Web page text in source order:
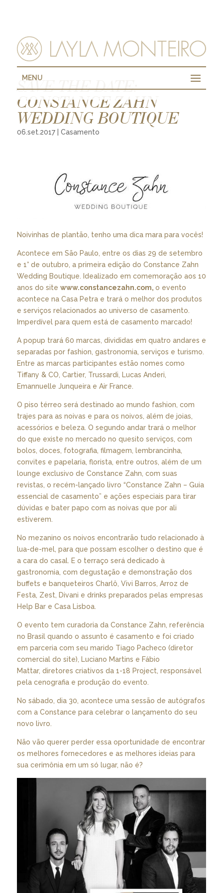
MENU
SAVE THE DATE:
CONSTANCE ZAHN
WEDDING BOUTIQUE
06.set.2017| Casamento
Noivinhas de plantão, tenho uma dica mara para vocês!
Acontece em São Paulo, entre os dias 29 de setembro
e 1° de outubro, a primeira edição do Constance Zahn
Wedding Boutique. Idealizado em comemoração aos 10
anos do site www.constancezahn.com, o evento
acontece na Casa Petra e trará o melhor dos produtos
e serviços relacionados ao universo de casamento.
Imperdível para quem está de casamento marcado!
A popup trará 60 marcas, divididas em quatro andares e
separadas por fashion, gastronomia, serviços e turismo.
Entre as marcas participantes estão nomes como
Tiffany & CO, Cartier, Trussardi, Lucas Anderi,
Emannuelle Junqueira e Air France.
O piso térreo será destinado ao mundo fashion, com
trajes para as noivas e para os noivos, além de joias,
acessórios e beleza. O segundo andar trará o melhor
do que existe no mercado no quesito serviços, com
bolos, doces, fotografia, filmagem, lembrancinha,
convites e papelaria, florista, entre outros, além de um
lounge exclusivo de Constance Zahn, com suas
revistas, o recém-lançado livro “Constance Zahn – Guia
essencial de casamento” e ações especiais para tirar
dúvidas e bater papo com as noivas que por ali
estiverem.
No mezanino os noivos encontrarão tudo relacionado à
lua-de-mel, para que possam escolher o destino que é
a cara do casal. E o terraço será dedicado à
gastronomia, com degustação e demonstração dos
buffets e banqueteiros Charlô, Vivi Barros, Arroz de
Festa, Zest, Divani e drinks preparados pelas empresas
Help Bar e Casa Lisboa.
O evento tem curadoria da Constance Zahn, referência
no Brasil quando o assunto é casamento e foi criado
em parceria com seu marido Tiago Pacheco (diretor
comercial do site), Luciano Martins e Fábio
Mattar, diretores criativos da 1-18 Project, responsável
pela cenografia e produção do evento.
No sábado, dia 30, acontece uma sessão de autógrafos
com a Constance para celebrar o lançamento do seu
novo livro.
Não vão querer perder essa oportunidade de encontrar
os melhores fornecedores e as melhores ideias para
sua cerimônia em um só lugar, não é?